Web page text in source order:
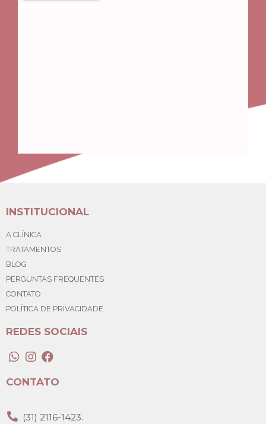
INSTITUCIONAL
A CLÍNICA
TRATAMENTOS
BLOG
PERGUNTAS FREQUENTES
CONTATO
POLÍTICA DE PRIVACIDADE
REDES SOCIAIS
CONTATO
(31) 2116-1423.